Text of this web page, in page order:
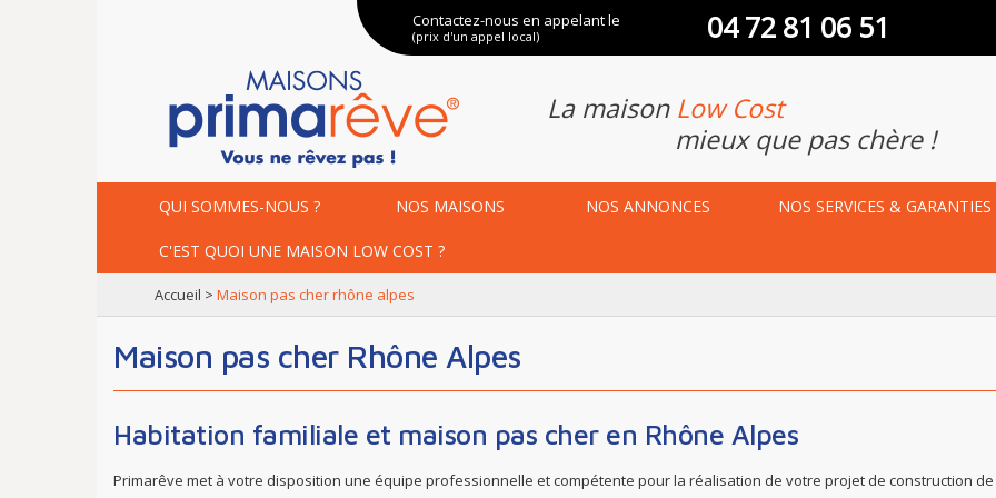
Contactez-nous en appelant le
(prix d'un appel local) 04 72 81 06 51
La maison Low Cost
mieux que pas chère !
QUI SOMMES-NOUS ? NOS MAISONS NOS ANNONCES NOSSERVICES & GARANTIES
C'EST QUOI UNE MAISON LOW COST ?
accueil > maison pas cher rhône alpes
Maison pas cher Rhône Alpes
Habitation familiale et maison pas cher en Rhône Alpes
Primarêve met à votre disposition une équipe professionnelle et compétente pour la réalisation de votre projet de construction de